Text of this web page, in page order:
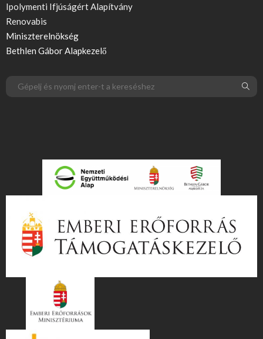
Ipolymenti Ifjúságért Alapítvány
Renovabis
Miniszterelnökség
Bethlen Gábor Alapkezelő